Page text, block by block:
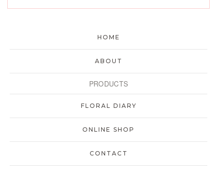
HOME
ABOUT
PRODUCTS
FLORAL DIARY
ONLINE SHOP
CONTACT